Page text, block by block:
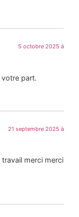
5 octobre 2025 à
votre part.
21 septembre 2025 à
merci merci